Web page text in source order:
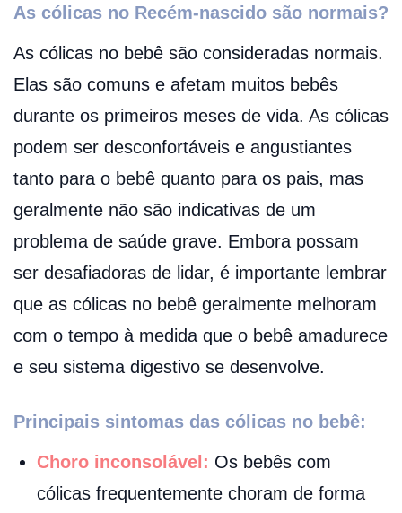
As cólicas no Recém-nascido são normais?
As cólicas no bebê são consideradas normais.
Elas são comuns e afetam muitos bebês
durante os primeiros meses de vida. As cólicas
podem ser desconfortáveis e angustiantes
tanto para o bebê quanto para os pais, mas
geralmente não são indicativas de um
problema de saúde grave. Embora possam
ser desafiadoras de lidar, é importante lembrar
que as cólicas no bebê geralmente melhoram
com o tempo à medida que o bebê amadurece
e seu sistema digestivo se desenvolve.
Principais sintomas das cólicas no bebê:
Choro inconsolável: Os bebês com
cólicas frequentemente choram de forma